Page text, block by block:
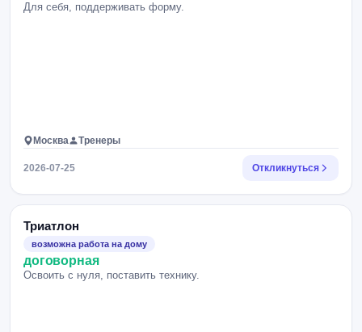
Для себя, поддерживать форму.
Москва Тренеры
2026-07-25 Откликнуться
Триатлон
возможна работа на дому
договорная
Освоить с нуля, поставить технику.